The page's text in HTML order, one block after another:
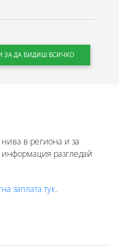
ЗА ДА ВИДИШ ВСИЧКО
нива в региона и за
информация разгледай
заплата тук.